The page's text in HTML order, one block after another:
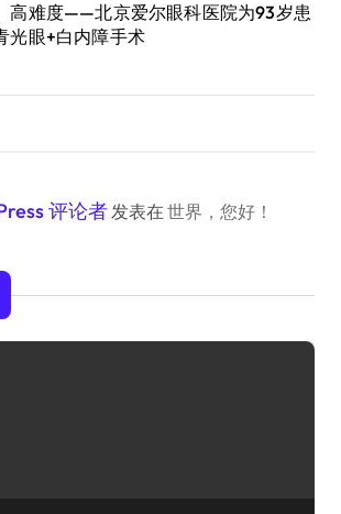
高难度——北京爱尔眼科医院为93岁患
光眼+白内障手术
评论者发表在 世界，您好！